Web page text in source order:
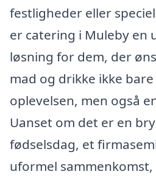
festligheder eller
er catering i Muleby en
løsning for dem, der
mad og drikke ikke
oplevelsen, men også
Uanset om det er en
fødselsdag, et
uformel